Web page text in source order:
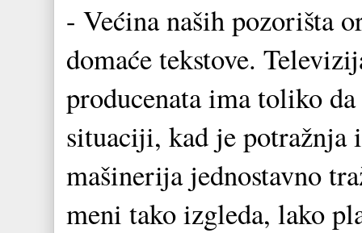
- Većina naših pozorišta
domaće tekstove.
producenata ima toliko
situaciji, kad je potražnja
mašinerija jednostavno
meni tako izgleda, lako